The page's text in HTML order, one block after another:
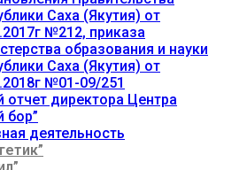
Саха (Якутия) от
№212, приказа
образования и науки
Саха (Якутия) от
№01-09/251
отчет директора Центра
бор”
деятельность